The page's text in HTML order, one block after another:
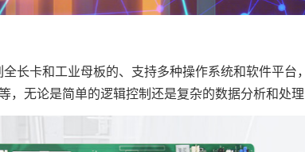
卡和工业母板的、支持多种操作系统和软件平台
无论是简单的逻辑控制还是复杂的数据分析和处理